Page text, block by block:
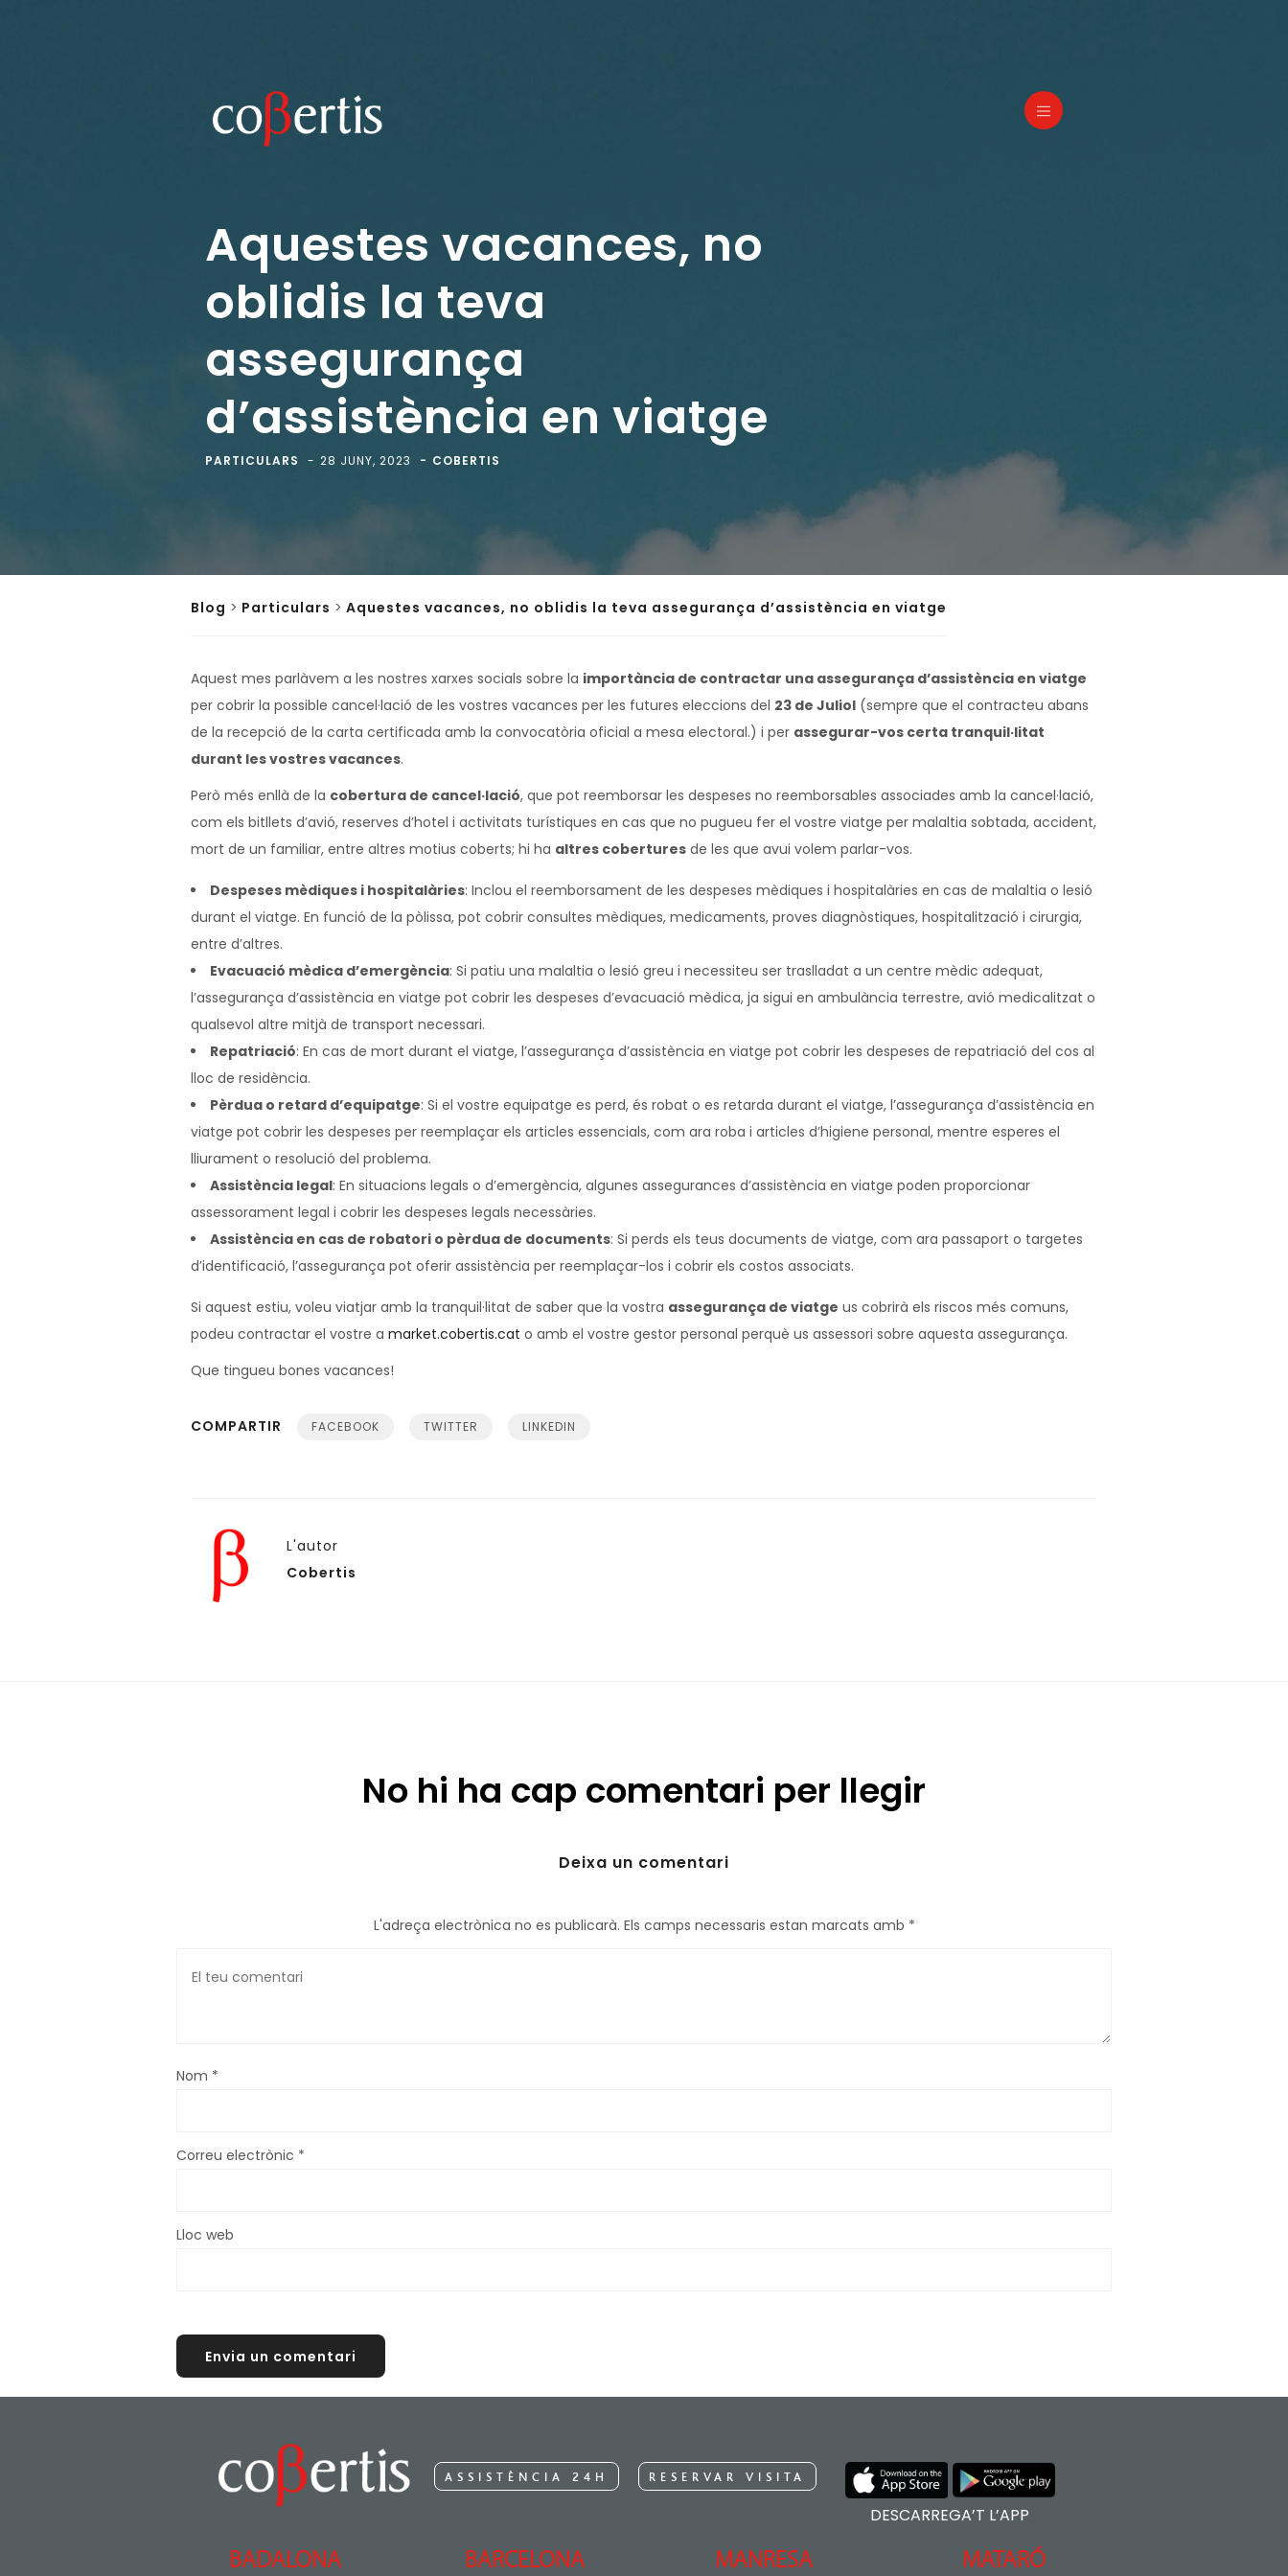
Aquestes vacances, no
oblidis la teva
assegurança
d’assistència en viatge
PARTICULARS 28 JUNY, 2023 COBERTIS
Blog > Particulars > Aquestes vacances, no oblidis la teva assegurança d’assistència en viatge
Aquest mes parlàvem a les nostres xarxes socials sobre la importància de contractar una assegurança d’assistència en viatge
per cobrir la possible cancel·lació de les vostres vacances per les futures eleccions del 23 de Juliol (sempre que el contracteu abans
de la recepció de la carta certificada amb la convocatòria oficial a mesa electoral.) i per assegurar-vos certa tranquil·litat
durant les vostres vacances.
Però més enllà de la cobertura de cancel·lació, que pot reemborsar les despeses no reemborsables associades amb la cancel·lació,
com els bitllets d’avió, reserves d’hotel i activitats turístiques en cas que no pugueu fer el vostre viatge per malaltia sobtada, accident,
mort de un familiar, entre altres motius coberts; hi ha altres cobertures de les que avui volem parlar-vos.
Despeses mèdiques i hospitalàries: Inclou el reemborsament de les despeses mèdiques i hospitalàries en cas de malaltia o lesió
durant el viatge. En funció de la pòlissa, pot cobrir consultes mèdiques, medicaments, proves diagnòstiques, hospitalització i cirurgia,
entre d’altres.
Evacuació mèdica d’emergència: Si patiu una malaltia o lesió greu i necessiteu ser traslladat a un centre mèdic adequat,
l’assegurança d’assistència en viatge pot cobrir les despeses d’evacuació mèdica, ja sigui en ambulància terrestre, avió medicalitzat o
qualsevol altre mitjà de transport necessari.
Repatriació: En cas de mort durant el viatge, l’assegurança d’assistència en viatge pot cobrir les despeses de repatriació del cos al
lloc de residència.
Pèrdua o retard d’equipatge: Si el vostre equipatge es perd, és robat o es retarda durant el viatge, l’assegurança d’assistència en
viatge pot cobrir les despeses per reemplaçar els articles essencials, com ara roba i articles d’higiene personal, mentre esperes el
lliurament o resolució del problema.
Assistència legal: En situacions legals o d’emergència, algunes assegurances d’assistència en viatge poden proporcionar
assessorament legal i cobrir les despeses legals necessàries.
Assistència en cas de robatori o pèrdua de documents: Si perds els teus documents de viatge, com ara passaport o targetes
d’identificació, l’assegurança pot oferir assistència per reemplaçar-los i cobrir els costos associats.
Si aquest estiu, voleu viatjar amb la tranquil·litat de saber que la vostra assegurança de viatge us cobrirà els riscos més comuns,
podeu contractar el vostre a market.cobertis.cat o amb el vostre gestor personal perquè us assessori sobre aquesta assegurança.
Que tingueu bones vacances!
COMPARTIR FACEBOOK TWITTER LINKEDIN
L'autor
Cobertis
No hi ha cap comentari per llegir
Deixa un comentari
L'adreça electrònica no es publicarà. Els camps necessaris estan marcats amb *
Nom *
Correu electrònic *
Lloc web
ASSISTÈNCIA 24H RESERVAR VISITA
DESCARREGA’T L’APP
BADALONA BARCELONA MANRESA MATARÓ